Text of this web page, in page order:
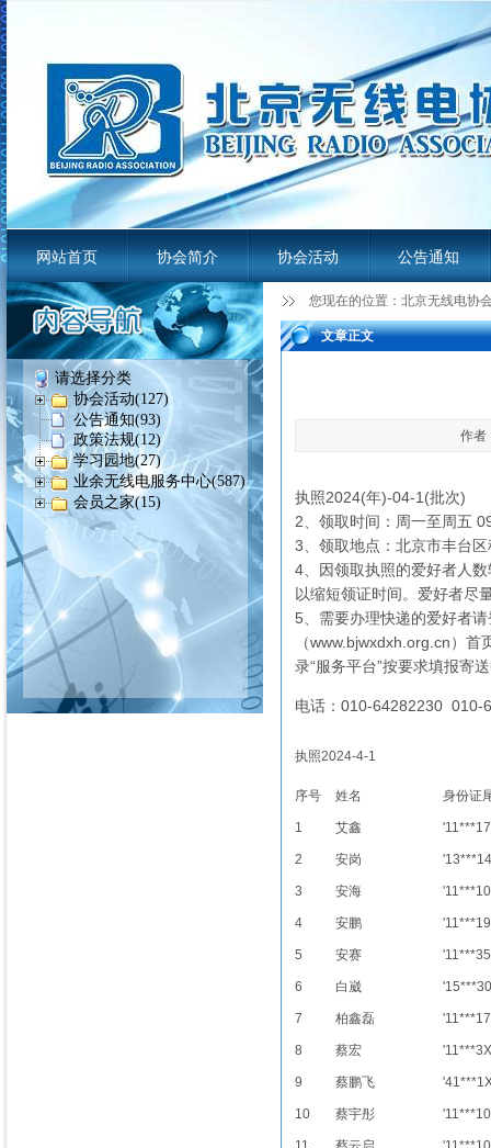
网站首页 协会简介 协会活动 公告通知
业余无线电服务平台
您现在的位置： 北京无线电协
请选择分类
协会活动(127)
公告通知(93)
政策法规(12)
学习园地(27)
业余无线电服务中心(587)
会员之家(15)
文章正文
作
执照2024(年)-04-1(批次)
2、领取时间：周一至周五
3、领取地点：北京市丰台
4、因领取执照的爱好者人
以缩短领证时间。爱好者尽
5、需要办理快递的爱好者
（www.bjwxdxh.org.cn）
录“服务平台”按要求填报
电话：010-64282230
执照2024-4-1
序号 姓名 身份证
1 艾鑫 '11***17
2 安岗 '13***14
3 安海 '11***10
4 安鹏 '11***19
5 安赛 '11***35
6 白崴 '15***30
7 柏鑫磊 '11***17
8 蔡宏 '11***3X
9 蔡鹏飞
10 蔡宇彤 '11***10